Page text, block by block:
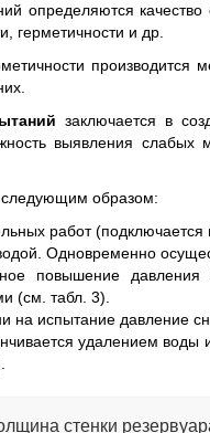
определяются
герметичности и др.
производится
заключается в
выявления
следующим образом:
работ
Одновременно
повышение
(см. табл. 3).
на испытание давление
удалением воды
стенки